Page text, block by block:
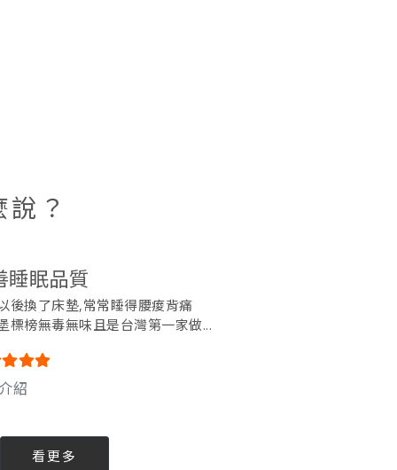
？
睡眠品質
後換了床墊,常常睡得腰痠背痛
標榜無毒無味且是台灣第一家做...
紹
看更多